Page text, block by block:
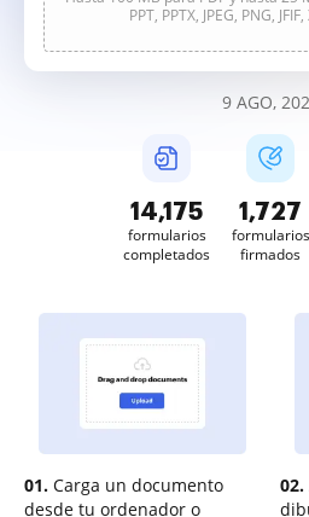
PPT, PPTX, JPEG, PNG,
9 AGO,
14,175
formularios
completados
1,727
formularios
firmados
01. Carga un documento
desde tu ordenador o
02.